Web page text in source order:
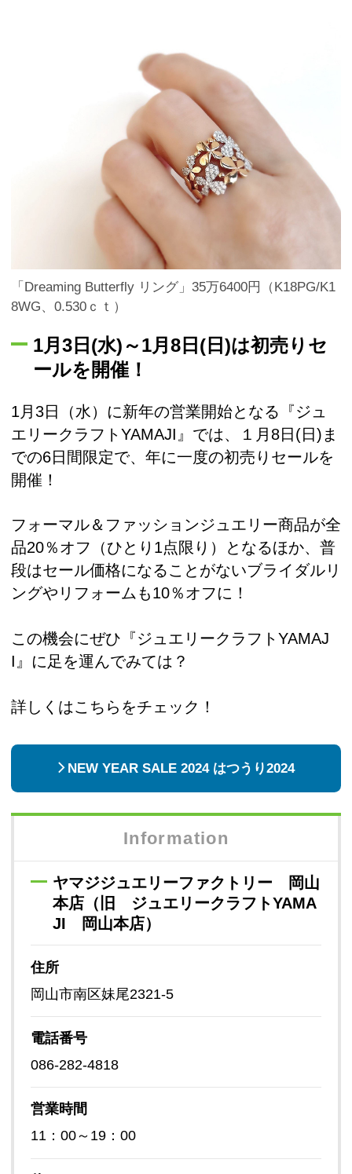
「Dreaming Butterfly リング」35万6400円（K18PG/K1
8WG、0.530ｃｔ）
1月3日(水)～1月8日(日)は初売りセ
ールを開催！
1月3日（水）に新年の営業開始となる『ジュ
エリークラフトYAMAJI』では、１月8日(日)ま
での6日間限定で、年に一度の初売りセールを
開催！
フォーマル＆ファッションジュエリー商品が全
品20％オフ（ひとり1点限り）となるほか、普
段はセール価格になることがないブライダルリ
ングやリフォームも10％オフに！
この機会にぜひ『ジュエリークラフトYAMAJ
I』に足を運んでみては？
詳しくはこちらをチェック！
NEW YEAR SALE 2024 はつうり2024
Information
ヤマジジュエリーファクトリー 岡山
本店（旧 ジュエリークラフトYAMA
JI 岡山本店）
住所
岡山市南区妹尾2321-5
電話番号
086-282-4818
営業時間
11：00～19：00